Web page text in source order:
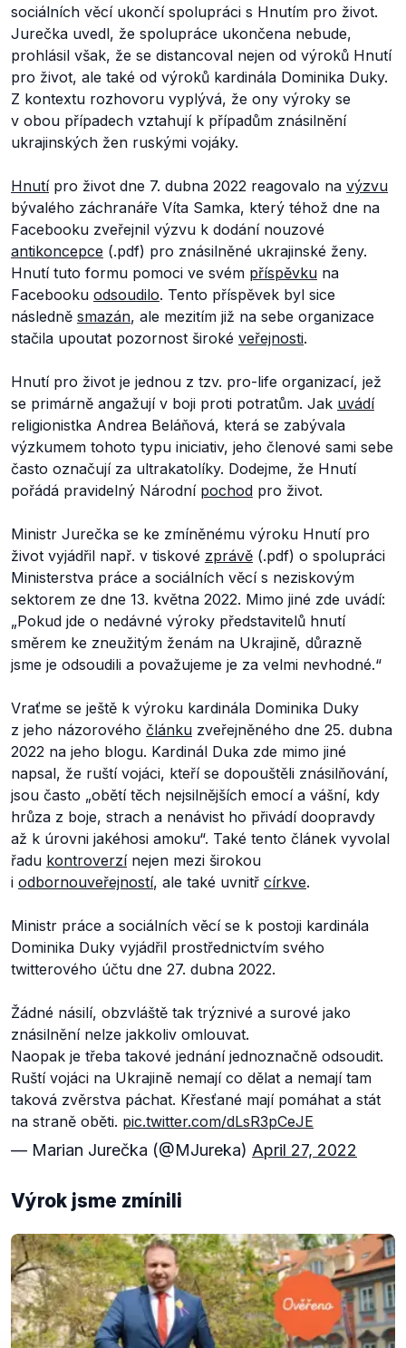
sociálních věcí ukončí spolupráci s Hnutím pro život.
Jurečka uvedl, že spolupráce ukončena nebude,
prohlásil však, že se distancoval nejen od výroků Hnutí
pro život, ale také od výroků kardinála Dominika Duky.
Z kontextu rozhovoru vyplývá, že ony výroky se
v obou případech vztahují k případům znásilnění
ukrajinských žen ruskými vojáky.
Hnutípro život dne 7. dubna 2022 reagovalo na výzvu
bývalého záchranáře Víta Samka, který téhož dne na
Facebooku zveřejnil výzvu k dodání nouzové
antikoncepce (.pdf) pro znásilněné ukrajinské ženy.
Hnutí tuto formu pomoci ve svém příspěvku na
Facebooku odsoudilo. Tento příspěvek byl sice
následně smazán, ale mezitím již na sebe organizace
stačila upoutat pozornost široké veřejnosti.
Hnutí pro život je jednou z tzv. pro-life organizací, jež
se primárně angažují v boji proti potratům. Jak uvádí
religionistka Andrea Beláňová, která se zabývala
výzkumem tohoto typu iniciativ, jeho členové sami sebe
často označují za ultrakatolíky. Dodejme, že Hnutí
pořádá pravidelný Národní pochod pro život.
Ministr Jurečka se ke zmíněnému výroku Hnutí pro
život vyjádřil např. v tiskové zprávě (.pdf) o spolupráci
Ministerstva práce a sociálních věcí s neziskovým
sektorem ze dne 13. května 2022. Mimo jiné zde uvádí:
„Pokud jde o nedávné výroky představitelů hnutí
směrem ke zneužitým ženám na Ukrajině, důrazně
jsme je odsoudili a považujeme je za velmi nevhodné.“
Vraťme se ještě k výroku kardinála Dominika Duky
z jeho názorového článku zveřejněného dne 25. dubna
2022 na jeho blogu. Kardinál Duka zde mimo jiné
napsal, že ruští vojáci, kteří se dopouštěli znásilňování,
jsou často „obětí těch nejsilnějších emocí a vášní, kdy
hrůza z boje, strach a nenávist ho přivádí doopravdy
až k úrovni jakéhosi amoku“. Také tento článek vyvolal
řadu kontroverzínejen mezi širokou
i odbornouveřejností, ale také uvnitř církve.
Ministr práce a sociálních věcí se k postoji kardinála
Dominika Duky vyjádřil prostřednictvím svého
twitterového účtu dne 27. dubna 2022.
Žádné násilí, obzvláště tak trýznivé a surové jako
znásilnění nelze jakkoliv omlouvat.
Naopak je třeba takové jednání jednoznačně odsoudit.
Ruští vojáci na Ukrajině nemají co dělat a nemají tam
taková zvěrstva páchat. Křesťané mají pomáhat a stát
na straně oběti. pic.twitter.com/dLsR3pCeJE
— Marian Jurečka (@MJureka) April 27, 2022
Výrok jsme zmínili